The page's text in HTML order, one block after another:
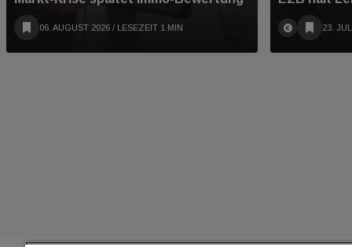
06. AUGUST 2026 / LESEZEIT 1 MIN 23.